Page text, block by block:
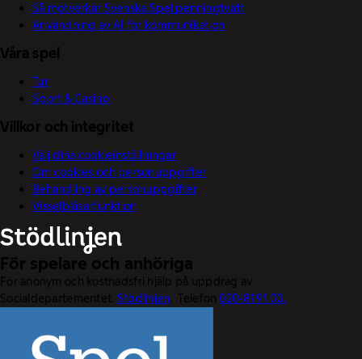
Så motverkar Svenska Spel penningtvätt
Användning av AI för kommunikation
Våra spel
Tur
Sport & Casino
Villkor och integritet
Välj dina cookieinställningar
Om cookies och personuppgifter
Behandling av personuppgifter
Visselblåsarfunktion
För spelare och anhöriga
För anonym och kostnadsfri hjälp på uppdrag av
Socialdepartementet. Stödlinjen. Telefon020-81 91 00.